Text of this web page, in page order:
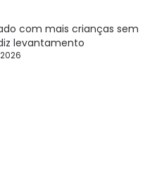
com mais crianças sem
levantamento